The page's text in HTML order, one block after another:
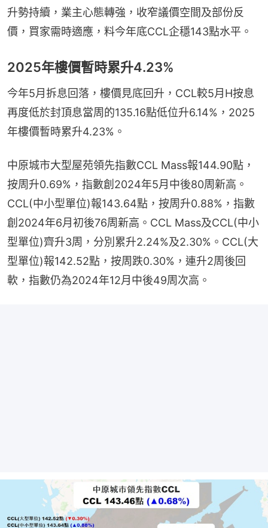
升勢持續，業主心態轉強，收窄議價空間及部份反
價，買家需時適應，料今年底CCL企穩143點水平。
2025年樓價暫時累升4.23%
今年5月拆息回落，樓價見底回升，CCL較5月H按息
再度低於封頂息當周的135.16點低位升6.14%，2025
年樓價暫時累升4.23%。
中原城市大型屋苑領先指數CCL Mass報144.90點，
按周升0.69%，指數創2024年5月中後80周新高。
CCL(中小型單位)報143.64點，按周升0.88%，指數
創2024年6月初後76周新高。CCL Mass及CCL(中小
型單位)齊升3周，分別累升2.24%及2.30%。CCL(大
型單位)報142.52點，按周跌0.30%，連升2周後回
軟，指數仍為2024年12月中後49周次高。